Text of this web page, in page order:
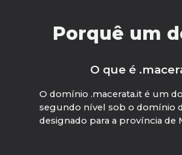
Porquê um
O que é
O domínio .macerata.it é um
segundo nível sob o domínio
designado para a província de